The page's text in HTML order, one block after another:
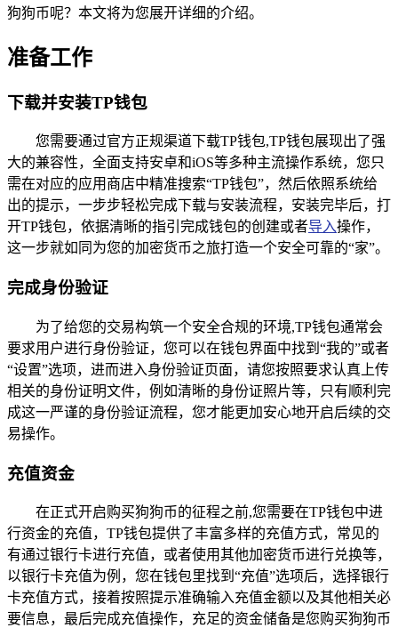
狗狗币呢？本文将为您展开详细的介绍。
准备工作
下载并安装TP钱包
您需要通过官方正规渠道下载TP钱包,TP钱包展现出了强
大的兼容性，全面支持安卓和iOS等多种主流操作系统，您只
需在对应的应用商店中精准搜索“TP钱包”，然后依照系统给
出的提示，一步步轻松完成下载与安装流程，安装完毕后，打
开TP钱包，依据清晰的指引完成钱包的创建或者导入操作，
这一步就如同为您的加密货币之旅打造一个安全可靠的“家”。
完成身份验证
为了给您的交易构筑一个安全合规的环境,TP钱包通常会
要求用户进行身份验证，您可以在钱包界面中找到“我的”或者
“设置”选项，进而进入身份验证页面，请您按照要求认真上传
相关的身份证明文件，例如清晰的身份证照片等，只有顺利完
成这一严谨的身份验证流程，您才能更加安心地开启后续的交
易操作。
充值资金
在正式开启购买狗狗币的征程之前,您需要在TP钱包中进
行资金的充值，TP钱包提供了丰富多样的充值方式，常见的
有通过银行卡进行充值，或者使用其他加密货币进行兑换等，
以银行卡充值为例，您在钱包里找到“充值”选项后，选择银行
卡充值方式，接着按照提示准确输入充值金额以及其他相关必
要信息，最后完成充值操作，充足的资金储备是您购买狗狗币